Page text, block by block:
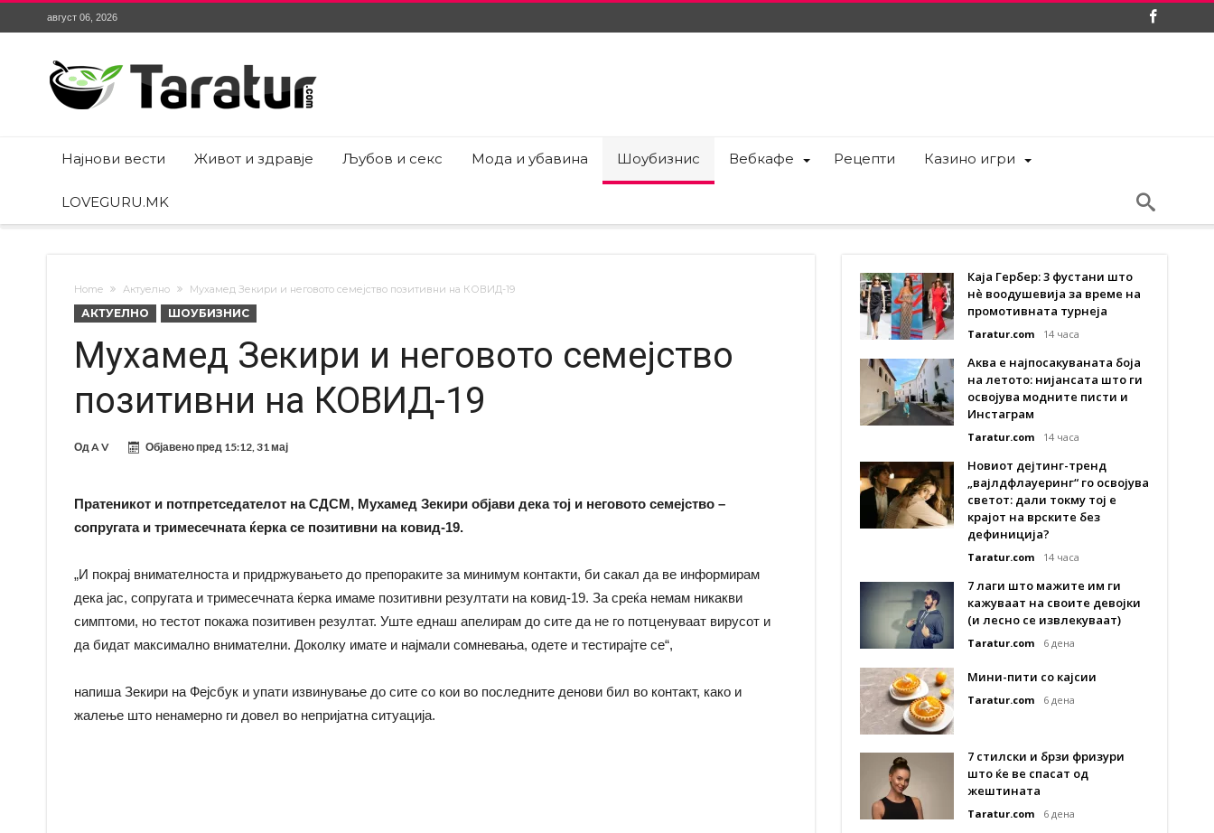
август 06, 2026
Најнови вести Живот и здравје Љубов и секс Мода и убавина Шоубизнис Вебкафе Рецепти Казино игри
LOVEGURU.MK
Home Актуелно Мухамед Зекири и неговото семејство позитивни на КОВИД-19
АКТУЕЛНО ШОУБИЗНИС
Мухамед Зекири и неговото семејство
позитивни на КОВИД-19
ОдA V Објавено пред 15:12, 31 мај
Пратеникот и потпретседателот на СДСМ, Мухамед Зекири објави дека тој и неговото семејство –
сопругата и тримесечната ќерка се позитивни на ковид-19.
„И покрај внимателноста и придржувањето до препораките за минимум контакти, би сакал да ве информирам
дека јас, сопругата и тримесечната ќерка имаме позитивни резултати на ковид-19. За среќа немам никакви
симптоми, но тестот покажа позитивен резултат. Уште еднаш апелирам до сите да не го потценуваат вирусот и
да бидат максимално внимателни. Доколку имате и најмали сомневања, одете и тестирајте се“,
напиша Зекири на Фејсбук и упати извинување до сите со кои во последните денови бил во контакт, како и
жалење што ненамерно ги довел во непријатна ситуација.
Каја Гербер: 3 фустани што
нè воодушевија за време на
промотивната турнеја
Taratur.com 14 часа
Аква е најпосакуваната боја
на летото: нијансата што ги
освојува модните писти и
Инстаграм
Taratur.com 14 часа
Новиот дејтинг-тренд
„вајлдфлауеринг“ го освојува
светот: дали токму тој е
крајот на врските без
дефиниција?
Taratur.com 14 часа
7 лаги што мажите им ги
кажуваат на своите девојки
(и лесно се извлекуваат)
Taratur.com 6 дена
Мини-пити со кајсии
Taratur.com 6 дена
7 стилски и брзи фризури
што ќе ве спасат од
жештината
Taratur.com 6 дена